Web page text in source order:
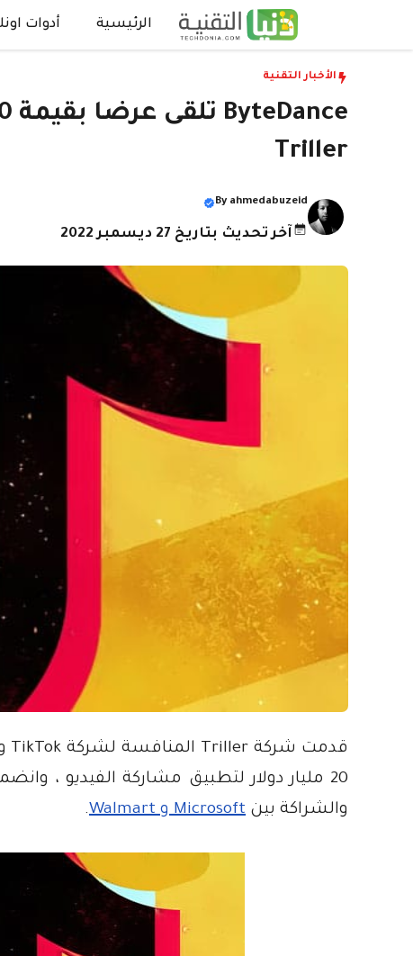
إلى
الرئيسية أدوات
الأخبار التقنية
Triller
By ahmedabuzeid
آخر تحديث بتاريخ 27 ديسمبر 2022
20 مليار دولار لتطبيق مشاركة الفيديو ،
والشراكة بين Microsoft و Walmart .